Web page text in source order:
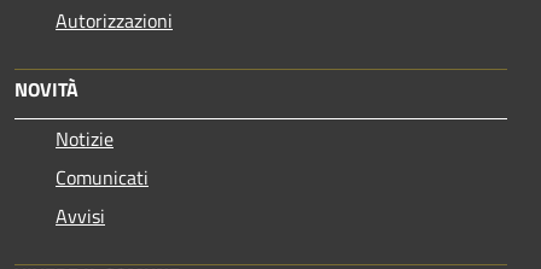
Autorizzazioni
NOVITÀ
Notizie
Comunicati
Avvisi